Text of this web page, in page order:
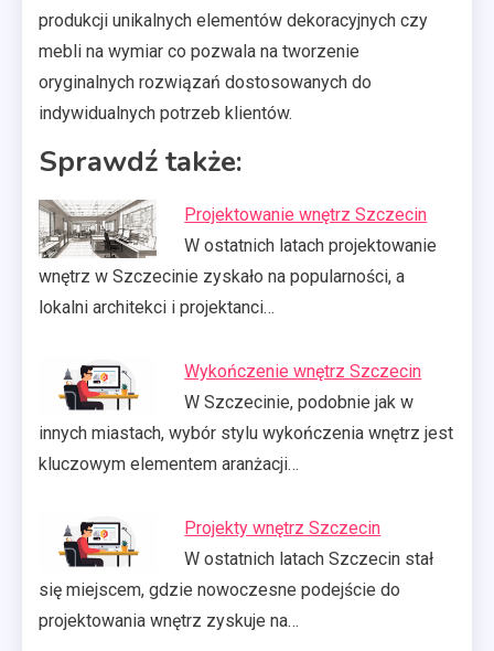
produkcji unikalnych elementów dekoracyjnych czy
mebli na wymiar co pozwala na tworzenie
oryginalnych rozwiązań dostosowanych do
indywidualnych potrzeb klientów.
Sprawdź także:
Projektowanie wnętrz Szczecin
W ostatnich latach projektowanie
wnętrz w Szczecinie zyskało na popularności, a
lokalni architekci i projektanci…
Wykończenie wnętrz Szczecin
W Szczecinie, podobnie jak w
innych miastach, wybór stylu wykończenia wnętrz jest
kluczowym elementem aranżacji…
Projekty wnętrz Szczecin
W ostatnich latach Szczecin stał
się miejscem, gdzie nowoczesne podejście do
projektowania wnętrz zyskuje na…